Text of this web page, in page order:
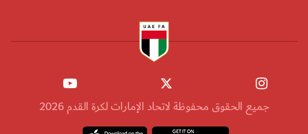
جميع الحقوق محفوظة لاتحاد الإمارات لكرة القدم 2026